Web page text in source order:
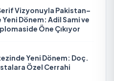
Vizyonuyla Pakistan–
Dönem: Adil Sami ve
Öne Çıkıyor
Yeni Dönem: Doç.
Özel Cerrahi